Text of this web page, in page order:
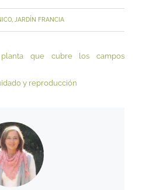
, JARDÍN FRANCIA
planta que cubre los campos
y reproducción